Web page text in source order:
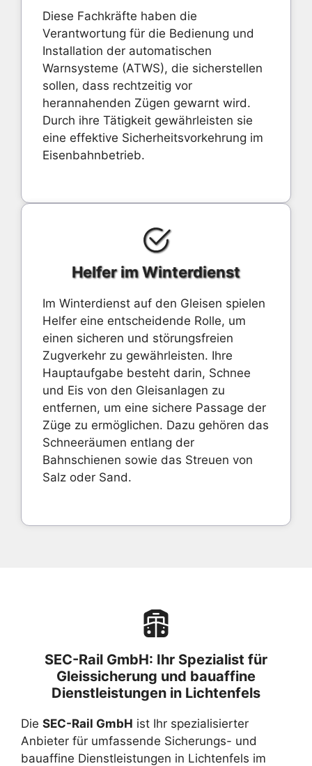
Diese Fachkräfte haben die
Verantwortung für die Bedienung und
Installation der automatischen
Warnsysteme (ATWS), die sicherstellen
sollen, dass rechtzeitig vor
herannahenden Zügen gewarnt wird.
Durch ihre Tätigkeit gewährleisten sie
eine effektive Sicherheitsvorkehrung im
Eisenbahnbetrieb.
Helfer im Winterdienst
Im Winterdienst auf den Gleisen spielen
Helfer eine entscheidende Rolle, um
einen sicheren und störungsfreien
Zugverkehr zu gewährleisten. Ihre
Hauptaufgabe besteht darin, Schnee
und Eis von den Gleisanlagen zu
entfernen, um eine sichere Passage der
Züge zu ermöglichen. Dazu gehören das
Schneeräumen entlang der
Bahnschienen sowie das Streuen von
Salz oder Sand.
SEC-Rail GmbH: Ihr Spezialist für
Gleissicherung und bauaffine
Dienstleistungen in Lichtenfels
Die SEC-Rail GmbH ist Ihr spezialisierter
Anbieter für umfassende Sicherungs- und
bauaffine Dienstleistungen in Lichtenfels im